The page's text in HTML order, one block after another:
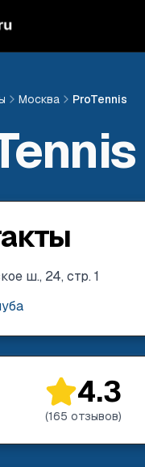
Москва ProTennis
ш., 24, стр. 1
4.3
(165 отзывов)